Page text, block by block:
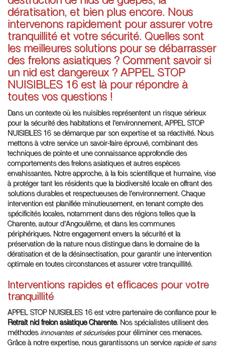
dératisation, et bien plus encore. Nous
intervenons rapidement pour assurer votre
tranquillité et votre sécurité. Quelles sont
les meilleures solutions pour se débarrasser
des frelons asiatiques ? Comment savoir si
un nid est dangereux ? APPEL STOP
NUISIBLES 16 est là pour répondre à
toutes vos questions !
Dans un contexte où les nuisibles représentent un risque sérieux
pour la sécurité des habitations et l'environnement, APPEL STOP
NUISIBLES 16 se démarque par son expertise et sa réactivité. Nous
mettons à votre service un savoir-faire éprouvé, combinant des
techniques de pointe et une connaissance approfondie des
comportements des frelons asiatiques et autres espèces
envahissantes. Notre approche, à la fois scientifique et humaine, vise
à protéger tant les résidents que la biodiversité locale en offrant des
solutions durables et respectueuses de l'environnement. Chaque
intervention est planifiée minutieusement, en tenant compte des
spécificités locales, notamment dans des régions telles que la
Charente, autour d'Angoulême, et dans les communes
périphériques. Notre engagement envers la sécurité et la
préservation de la nature nous distingue dans le domaine de la
dératisation et de la désinsectisation, pour garantir une intervention
optimale en toutes circonstances et assurer votre tranquillité.
Interventions rapides et efficaces pour votre
tranquillité
APPEL STOP NUISIBLES 16 est votre partenaire de confiance pour le
Retrait nid frelon asiatique Charente. Nos spécialistes utilisent des
méthodes innovantes et sécuriséespour éliminer ces menaces.
Grâce à notre expertise, nous garantissons un service rapide et sans